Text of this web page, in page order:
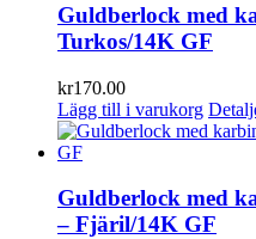
Guldberlock med
Turkos/14K GF
kr170.00
Lägg till i varukorg
Guldberlock med
– Fjäril/14K GF